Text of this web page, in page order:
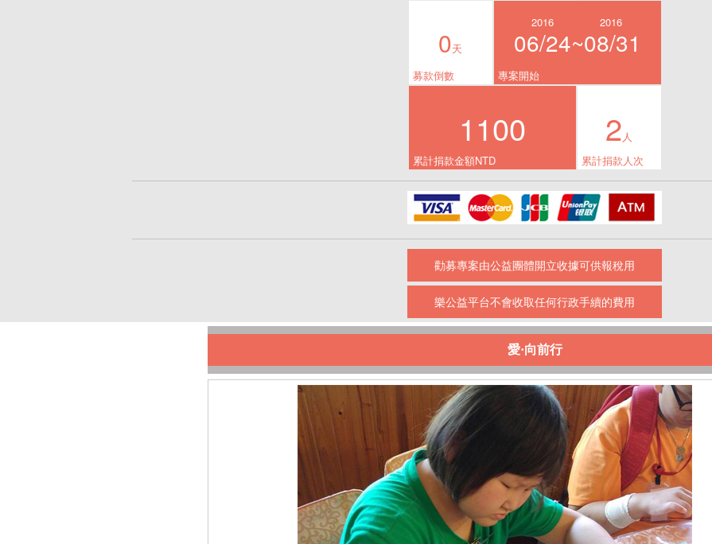
0天
募款倒數
2016
06/24~
2016
08/31
專案開始
1100
累計捐款金額NTD
2人
累計捐款人次
勸募專案由公益團體開立收據可供報稅用
樂公益平台不會收取任何行政手續的費用
愛·向前行